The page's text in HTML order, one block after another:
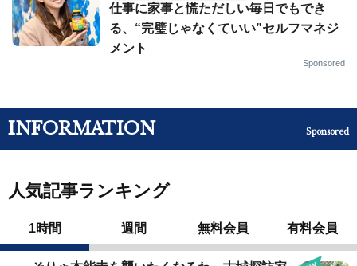
仕事に家事と慌ただしい毎日でもでき
る、“完璧じゃなくていい”セルフマネジ
メント
Sponsored
INFORMATION Sponsored
人気記事ランキング
1時間 週間 無料会員 有料会員